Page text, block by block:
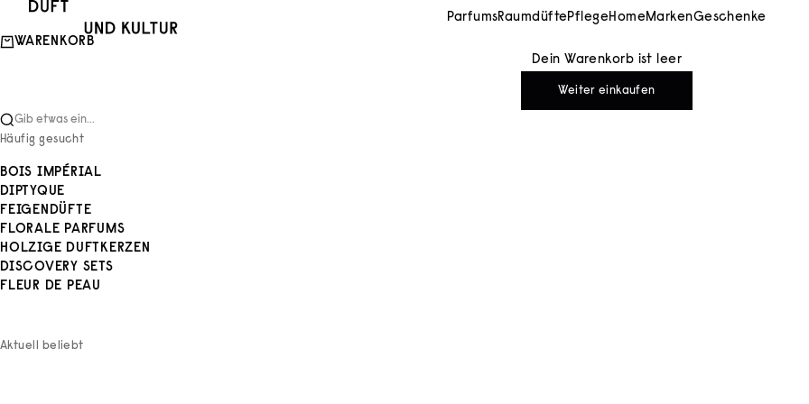
Zum Inhalt springen
Duft und Kultur ParfumsRaumdüftePflegeHomeMarkenGeschenke
WARENKORB
Dein Warenkorb ist leer
Weiter einkaufen
Gib etwas ein...
Häufig gesucht
BOIS IMPÉRIAL
DIPTYQUE
FEIGENDÜFTE
FLORALE PARFUMS
HOLZIGE DUFTKERZEN
DISCOVERY SETS
FLEUR DE PEAU
Aktuell beliebt